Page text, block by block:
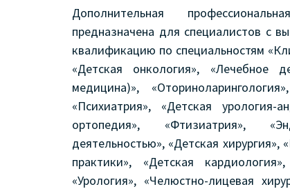
Дополнительная
предназначена для специалистов с
квалификацию по специальностям
«Детская онкология», «Лечебное
медицина)»,
«Психиатрия», «Детская
ортопедия», «Фтизиатрия»,
деятельностью», «Детская
практики», «Детская
«Урология», «Челюстно-лицевая